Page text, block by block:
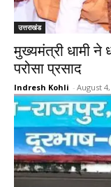
उत्तराखंड
मुख्यमंत्री धामी ने
परोसा प्रसाद
Indresh Kohli - August